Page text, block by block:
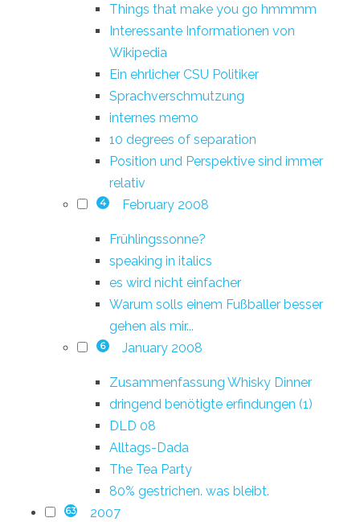
Things that make you go hmmmm
Interessante Informationen von
Wikipedia
Ein ehrlicher CSU Politiker
Sprachverschmutzung
internes memo
10 degrees of separation
Position und Perspektive sind immer
relativ
4 February 2008
Frühlingssonne?
speaking in italics
es wird nicht einfacher
Warum solls einem Fußballer besser
gehen als mir...
6 January 2008
Zusammenfassung Whisky Dinner
dringend benötigte erfindungen (1)
DLD 08
Alltags-Dada
The Tea Party
80% gestrichen. was bleibt.
63 2007